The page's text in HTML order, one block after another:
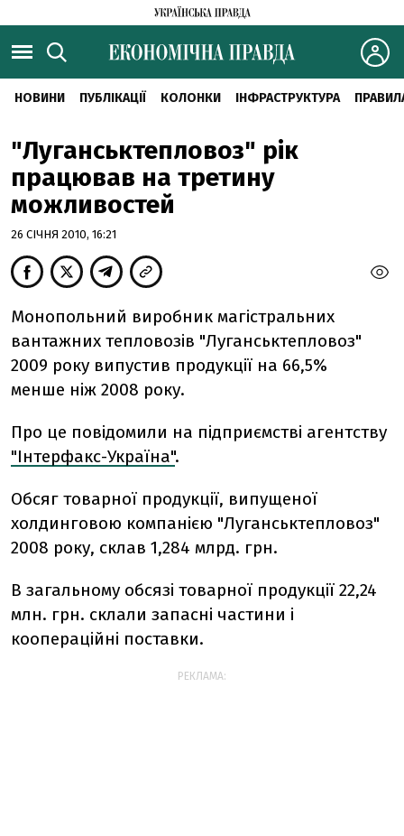
НОВИНИ ПУБЛІКАЦІЇ КОЛОНКИ ІНФРАСТРУКТУРА
"Луганськтепловоз" рік
працював на третину
можливостей
26 СІЧНЯ 2010, 16:21
Монопольний виробник магістральних
вантажних тепловозів "Луганськтепловоз"
2009 року випустив продукції на 66,5%
менше ніж 2008 року.
Про це повідомили на підприємстві агентству
"Інтерфакс-Україна".
Обсяг товарної продукції, випущеної
холдинговою компанією "Луганськтепловоз"
2008 року, склав 1,284 млрд. грн.
В загальному обсязі товарної продукції 22,24
млн. грн. склали запасні частини і
коопераційні поставки.
РЕКЛАМА: